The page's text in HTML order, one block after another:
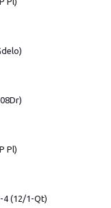
Pl)
4 (12/1-Qt)